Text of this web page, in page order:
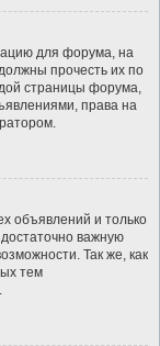
для форума, на
прочесть их по
страницы форума,
права на
объявлений и только
важную
Так же, как
тем